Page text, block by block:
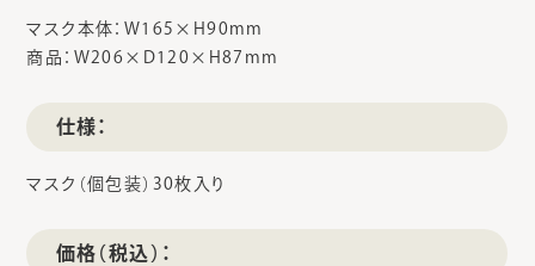
マスク本体：W165×H90mm
商品：W206×D120×H87mm
仕様：
マスク（個包装）30枚入り
価格（税込）：